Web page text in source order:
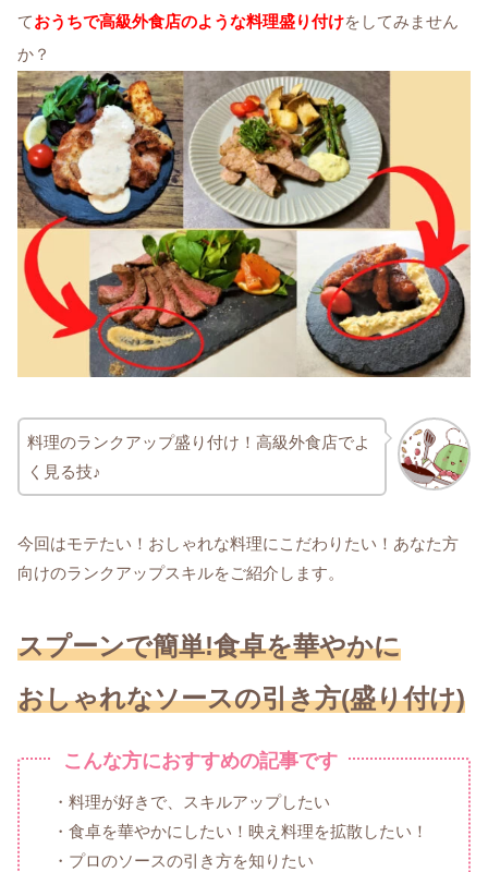
ておうちで高級外食店のような料理盛り付けをしてみません
か？
料理のランクアップ盛り付け！高級外食店でよ
く見る技♪
今回はモテたい！おしゃれな料理にこだわりたい！あなた方
向けのランクアップスキルをご紹介します。
スプーンで簡単!食卓を華やかに
おしゃれなソースの引き方(盛り付け)
こんな方におすすめの記事です
・料理が好きで、スキルアップしたい
・食卓を華やかにしたい！映え料理を拡散したい！
・プロのソースの引き方を知りたい